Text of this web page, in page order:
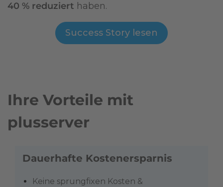
40 % reduziert haben.
Success Story lesen
Ihre Vorteile mit
plusserver
Dauerhafte Kostenersparnis
Keine sprungfixen Kosten &